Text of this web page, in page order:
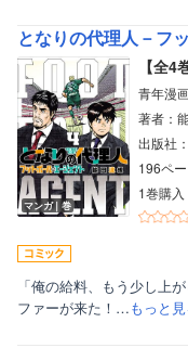
となりの代理人－フ
マンガ｜巻
【全4
青年漫
著者：
出版社
196ペ
1巻購
「俺の給料、もう少し上
ファーが来た！…もっと